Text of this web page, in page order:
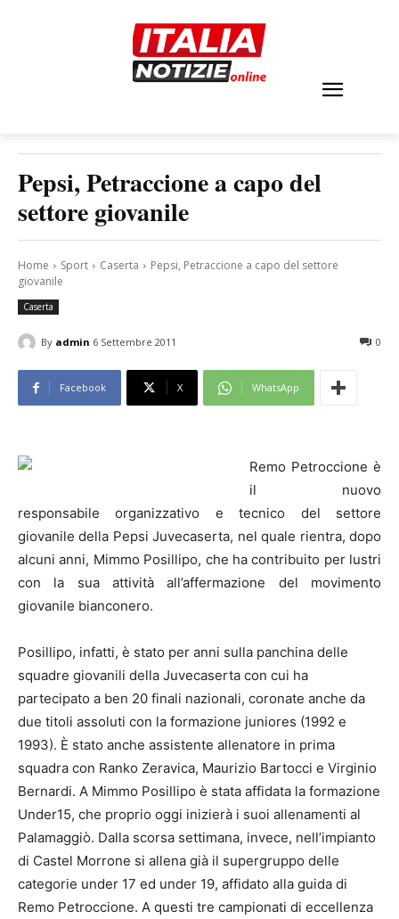
Pepsi, Petraccione a capo del
settore giovanile
Home Sport Caserta
Pepsi, Petraccione a capo del settore
giovanile
Caserta
By admin 6 Settembre 2011 0
Facebook X WhatsApp
Remo Petroccione è
il nuovo
responsabile organizzativo e tecnico del settore
giovanile della Pepsi Juvecaserta, nel quale rientra, dopo
alcuni anni, Mimmo Posillipo, che ha contribuito per lustri
con la sua attività all’affermazione del movimento
giovanile bianconero.
Posillipo, infatti, è stato per anni sulla panchina delle
squadre giovanili della Juvecaserta con cui ha
partecipato a ben 20 finali nazionali, coronate anche da
due titoli assoluti con la formazione juniores (1992 e
1993). È stato anche assistente allenatore in prima
squadra con Ranko Zeravica, Maurizio Bartocci e Virginio
Bernardi. A Mimmo Posillipo è stata affidata la formazione
Under15, che proprio oggi inizierà i suoi allenamenti al
Palamaggiò. Dalla scorsa settimana, invece, nell’impianto
di Castel Morrone si allena già il supergruppo delle
categorie under 17 ed under 19, affidato alla guida di
Remo Petroccione. A questi tre campionati di eccellenza